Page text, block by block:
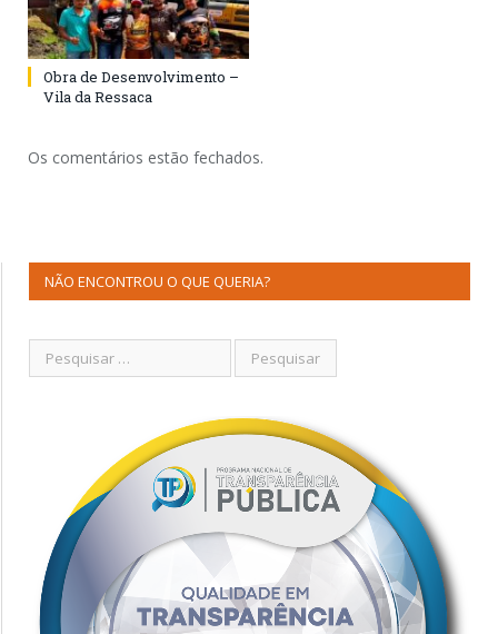
Obra de Desenvolvimento –
Vila da Ressaca
Os comentários estão fechados.
NÃO ENCONTROU O QUE QUERIA?